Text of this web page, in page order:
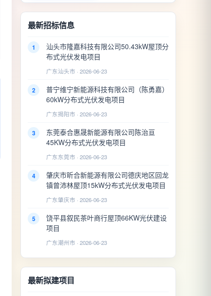
最新招标信息
1
汕头市隆嘉科技有限公司50.43kW屋顶分
布式光伏发电项目
广东汕头市 · 2026-06-23
2
普宁维宁新能源科技有限公司（陈勇嘉）
60kW分布式光伏发电项目
广东揭阳市 · 2026-06-23
3
东莞泰合惠晟新能源有限公司陈治亘
45KW分布式光伏发电项目
广东东莞市 · 2026-06-23
4
肇庆市昕合新能源有限公司德庆地区回龙
镇曾沛林屋顶15kW分布式光伏发电项目
广东肇庆市 · 2026-06-23
5
饶平县叙民茶叶商行屋顶66KW光伏建设
项目
广东潮州市 · 2026-06-23
最新拟建项目